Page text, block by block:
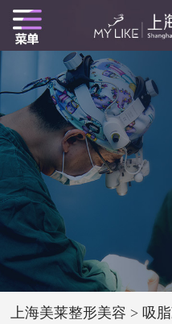
上海美莱整形美容 >吸